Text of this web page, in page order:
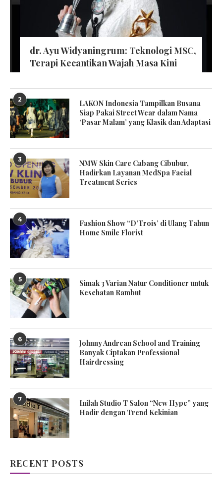
dr. Ayu Widyaningrum: Teknologi MSC,
Terapi Kecantikan Wajah Masa Kini
2
LAKON Indonesia Tampilkan Busana
Siap Pakai Street Wear dalam Nama
‘Pasar Malam’ yang Klasik dan Adaptasi
3
NMW Skin Care Cabang Cibubur,
Hadirkan Layanan MedSpa Facial
Treatment Series
4
Fashion Show “D’Trois’ di Ulang Tahun
Home Smile Florist
5
Simak 3 Varian Natur Conditioner untuk
Kesehatan Rambut
6
Johnny Andrean School and Training
Banyak Ciptakan Professional
Hairdressing
7
Inilah Studio T Salon “New Hype” yang
Hadir dengan Trend Kekinian
RECENT POSTS